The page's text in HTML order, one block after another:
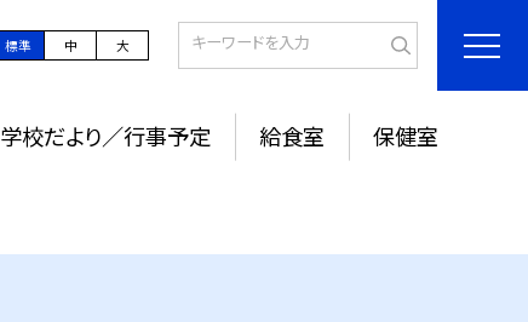
標準 中 大
学校だより／行事予定 給食室 保健室